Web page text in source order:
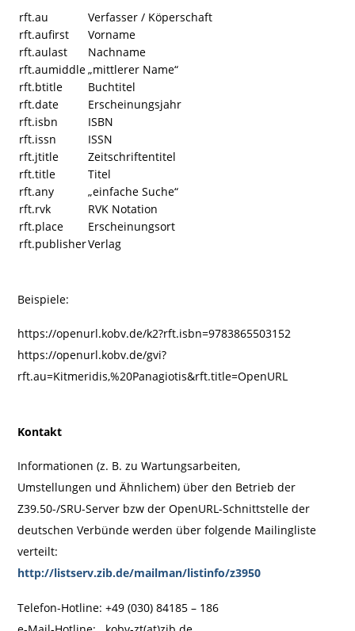
rft.au
Verfasser / Köperschaft
rft.aufirst
Vorname
rft.aulast
Nachname
rft.aumiddle„mittlerer Name“
rft.btitle
Buchtitel
rft.date
Erscheinungsjahr
rft.isbn
ISBN
rft.issn
ISSN
rft.jtitle
Zeitschriftentitel
rft.title
Titel
rft.any
„einfache Suche“
rft.rvk
RVK Notation
rft.place
Erscheinungsort
rft.publisherVerlag
Beispiele:
https://openurl.kobv.de/k2?rft.isbn=9783865503152
https://openurl.kobv.de/gvi?
rft.au=Kitmeridis,%20Panagiotis&rft.title=OpenURL
Kontakt
Informationen (z. B. zu Wartungsarbeiten,
Umstellungen und Ähnlichem) über den Betrieb der
Z39.50-/SRU-Server bzw der OpenURL-Schnittstelle der
deutschen Verbünde werden über folgende Mailingliste
verteilt:
http://listserv.zib.de/mailman/listinfo/z3950
Telefon-Hotline: +49 (030) 84185 – 186